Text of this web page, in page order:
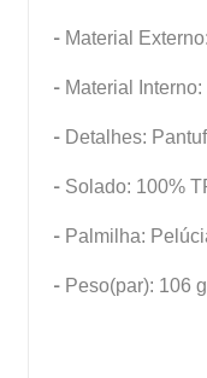
- Material
- Material
- Detalhes:
- Solado: 100%
- Palmilha:
- Peso(par): 106